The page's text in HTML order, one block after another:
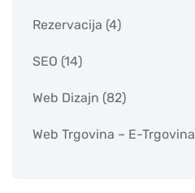
Rezervacija (4)
SEO (14)
Web Dizajn (82)
Web Trgovina – E-Trgovina